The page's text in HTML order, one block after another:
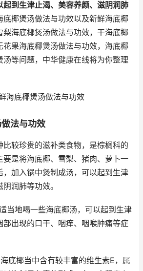
起到生津止渴、美容养颜、滋阴润肺
底椰煲汤做法与功效以及新鲜海底椰
梨海底椰煲汤做法与功效，干海底椰
花果海底椰煲汤做法与功效，海底椰
汤等问题，中华健康在线将为你整理
法与功效
较珍贵的滋补类食物，是棕榈科的
要是将海底椰、雪梨、猪肉、萝卜一
，加入锅中煲制成汤，可以起到生津
润肺等功效。
地喝一些海底椰汤，可以起到生津
部出现的口干、咽痒、咽喉肿痛等症
椰当中含有较丰富的维生素E，属